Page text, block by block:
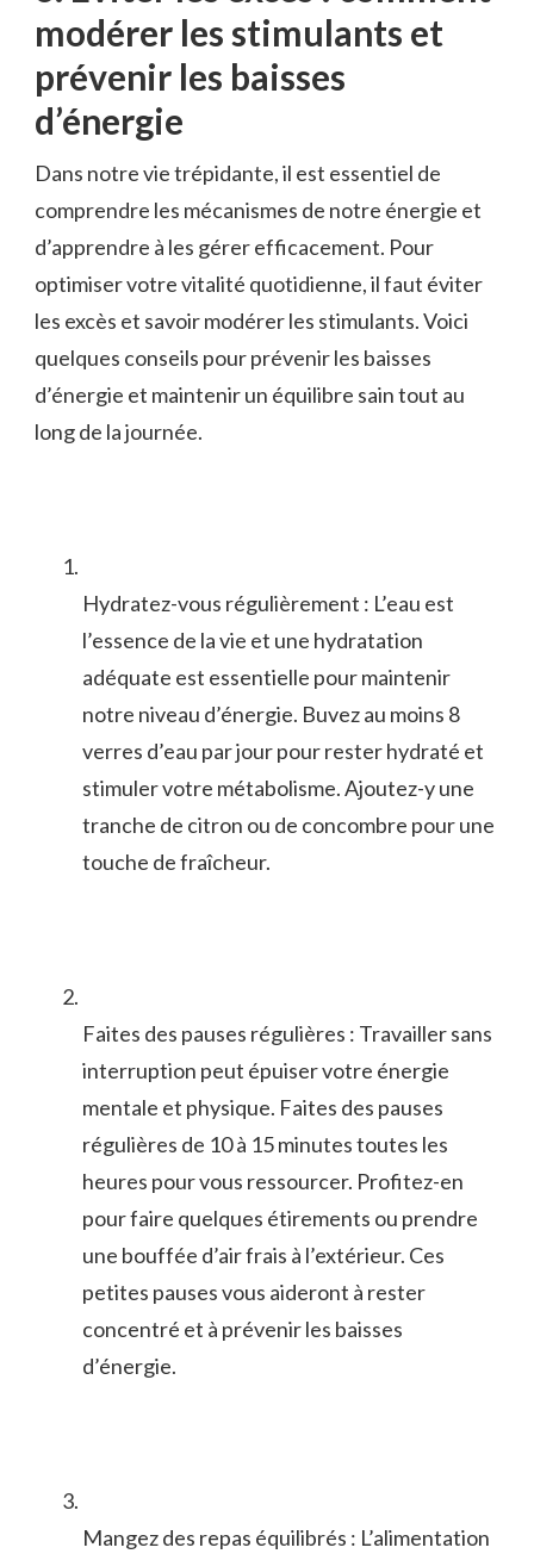
modérer les stimulants⁣ et
prévenir les baisses
d’énergie
Dans notre vie trépidante, il est essentiel​ de
comprendre les ⁣mécanismes de notre énergie et
d’apprendre à les ⁢gérer efficacement. Pour
optimiser votre vitalité ‌quotidienne, il faut éviter
les excès et savoir modérer les stimulants. Voici
quelques conseils pour prévenir les baisses
d’énergie ⁣et maintenir un équilibre sain tout au
long de la journée.
Hydratez-vous régulièrement : L’eau est
l’essence⁣ de la vie et une hydratation
adéquate est essentielle pour maintenir
notre niveau d’énergie. ‌Buvez au moins‌ 8
verres d’eau par jour ⁢pour rester⁣ hydraté et
stimuler‌ votre ‌métabolisme. Ajoutez-y une
tranche de citron ou de concombre ⁤pour ⁤une
⁣touche ⁢de fraîcheur.
Faites des pauses ⁣régulières : Travailler sans
interruption peut épuiser⁤ votre énergie
mentale et physique. Faites des pauses
régulières de⁢ 10 à 15 minutes toutes les
heures pour vous ressourcer. Profitez-en‌
pour faire quelques étirements ou prendre
une bouffée ​d’air frais à l’extérieur. Ces
petites pauses vous aideront à rester
⁢concentré et ⁣à ​prévenir les baisses
d’énergie.
Mangez des repas ⁣équilibrés : ⁢L’alimentation